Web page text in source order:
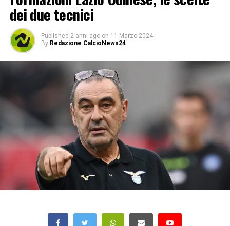
dei due tecnici
Published 2 anni ago on 11 Marzo 2024
By Redazione CalcioNews24